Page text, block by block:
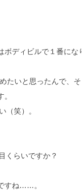
ボディビルで１番にな
たいと思ったんで、
（笑）。
くらいですか？
すね……。